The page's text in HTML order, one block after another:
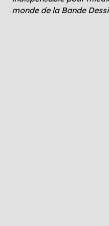
monde de la Bande